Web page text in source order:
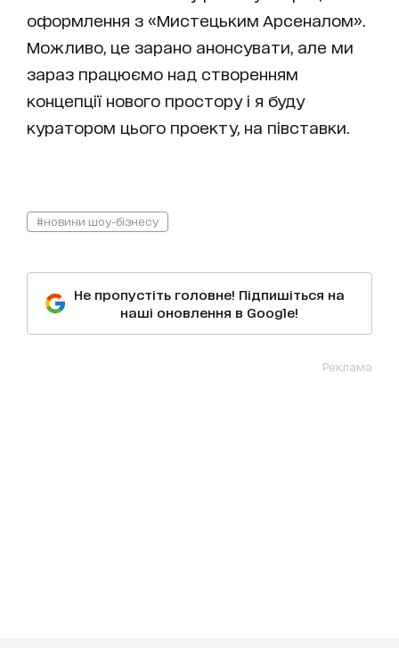
оформлення з «Мистецьким Арсеналом».
Можливо, це зарано анонсувати, але ми
зараз працюємо над створенням
концепції нового простору і я буду
куратором цього проекту, на півставки.
#новини шоу-бізнесу
Не пропустіть головне! Підпишіться на
наші оновлення в Google!
Реклама